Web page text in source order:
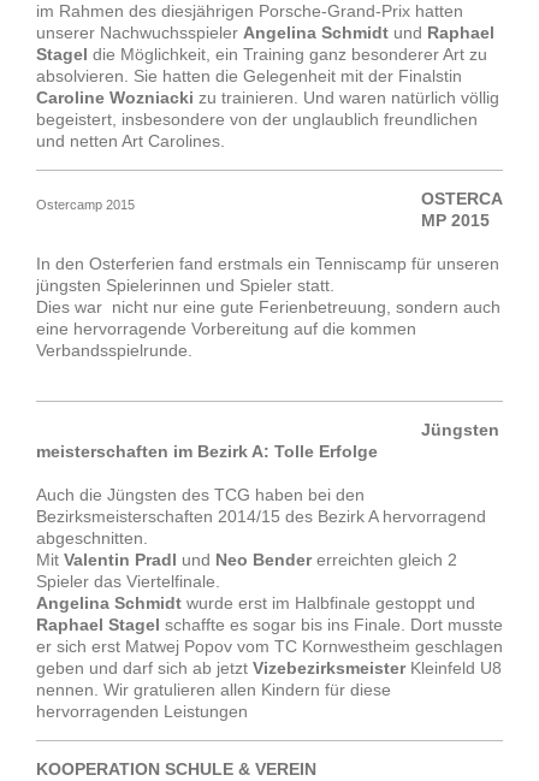
im Rahmen des diesjährigen Porsche-Grand-Prix hatten
unserer Nachwuchsspieler Angelina Schmidt und Raphael
Stagel die Möglichkeit, ein Training ganz besonderer Art zu
absolvieren. Sie hatten die Gelegenheit mit der Finalstin
Caroline Wozniacki zu trainieren. Und waren natürlich völlig
begeistert, insbesondere von der unglaublich freundlichen
und netten Art Carolines.
Ostercamp 2015
OSTERCA
MP 2015
In den Osterferien fand erstmals ein Tenniscamp für unseren
jüngsten Spielerinnen und Spieler statt.
Dies war nicht nur eine gute Ferienbetreuung, sondern auch
eine hervorragende Vorbereitung auf die kommen
Verbandsspielrunde.
Jüngsten
meisterschaften im Bezirk A: Tolle Erfolge
Auch die Jüngsten des TCG haben bei den
Bezirksmeisterschaften 2014/15 des Bezirk A hervorragend
abgeschnitten.
Mit Valentin Pradl und Neo Bendererreichten gleich 2
Spieler das Viertelfinale.
Angelina Schmidt wurde erst im Halbfinale gestoppt und
Raphael Stagel schaffte es sogar bis ins Finale. Dort musste
er sich erst Matwej Popov vom TC Kornwestheim geschlagen
geben und darf sich ab jetzt VizebezirksmeisterKleinfeld U8
nennen. Wir gratulieren allen Kindern für diese
hervorragenden Leistungen
KOOPERATION SCHULE & VEREIN